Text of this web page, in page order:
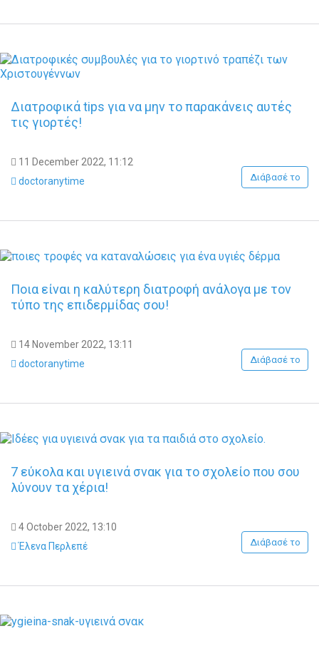
Διατροφικά tips για να μην το παρακάνεις αυτές
τις γιορτές!
11 December 2022, 11:12
doctoranytime
Διάβασέ το
Ποια είναι η καλύτερη διατροφή ανάλογα με τον
τύπο της επιδερμίδας σου!
14 November 2022, 13:11
doctoranytime
Διάβασέ το
7 εύκολα και υγιεινά σνακ για το σχολείο που σου
λύνουν τα χέρια!
4 October 2022, 13:10
Έλενα Περλεπέ
Διάβασέ το